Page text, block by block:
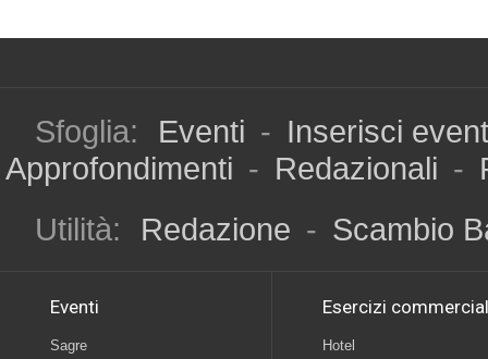
Sfoglia: Eventi - Inserisci
Approfondimenti - Redazionali -
Utilità:
Redazione - Scambio
Eventi
Sagre
Esercizi
Hotel